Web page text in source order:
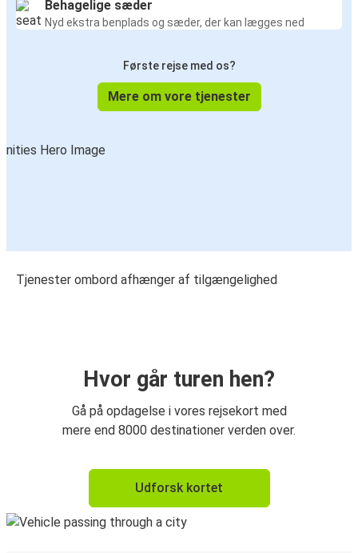
Behagelige sæder
Nyd ekstra benplads og sæder, der kan lægges ned
Første rejse med os?
Mere om vore tjenester
Tjenester ombord afhænger af tilgængelighed
Hvor går turen hen?
Gå på opdagelse i vores rejsekort med
mere end 8000 destinationer verden over.
Udforsk kortet